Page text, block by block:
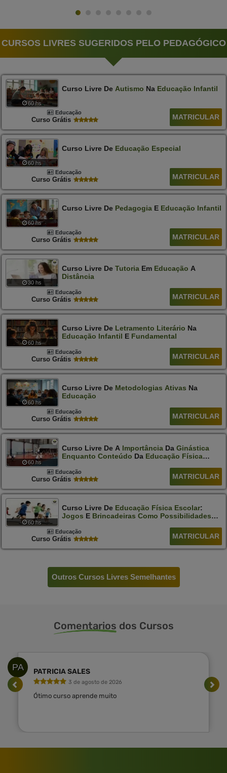
CURSOS LIVRES SUGERIDOS PELO PEDAGÓGICO
60 hs
Curso Livre De Autismo Na Educação Infantil
Educação
Curso Grátis MATRICULAR
60 hs
Curso Livre De Educação Especial
Educação
Curso Grátis MATRICULAR
60 hs
Curso Livre De PedagogiaE Educação Infantil
Educação
Curso Grátis MATRICULAR
30 hs
Curso Livre De TutoriaEm Educação A
Distância
Educação
Curso Grátis MATRICULAR
60 hs
Curso Livre De Letramento Literário Na
Educação Infantil E Fundamental
Educação
Curso Grátis MATRICULAR
60 hs
Curso Livre De Metodologias Ativas Na
Educação
Educação
Curso Grátis MATRICULAR
60 hs
Curso Livre De A ImportânciaDa Ginástica
Enquanto Conteúdo Da Educação Física
Educação
Curso Grátis MATRICULAR
60 hs
Curso Livre De Educação Física Escolar:
Jogos E Brincadeiras Como Possibilidades
Educação
Curso Grátis MATRICULAR
Outros Cursos Livres Semelhantes
Comentarios dos Cursos
PA PATRICIA SALES
3 de agosto de 2026
Ótimo curso aprende muito